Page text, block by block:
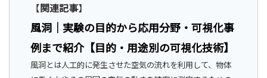
【関連記事】
風洞｜実験の目的から応用分野・可視化事
例まで紹介【目的・用途別の可視化技術】
風洞とは人工的に発生させた空気の流れを利用して、物体